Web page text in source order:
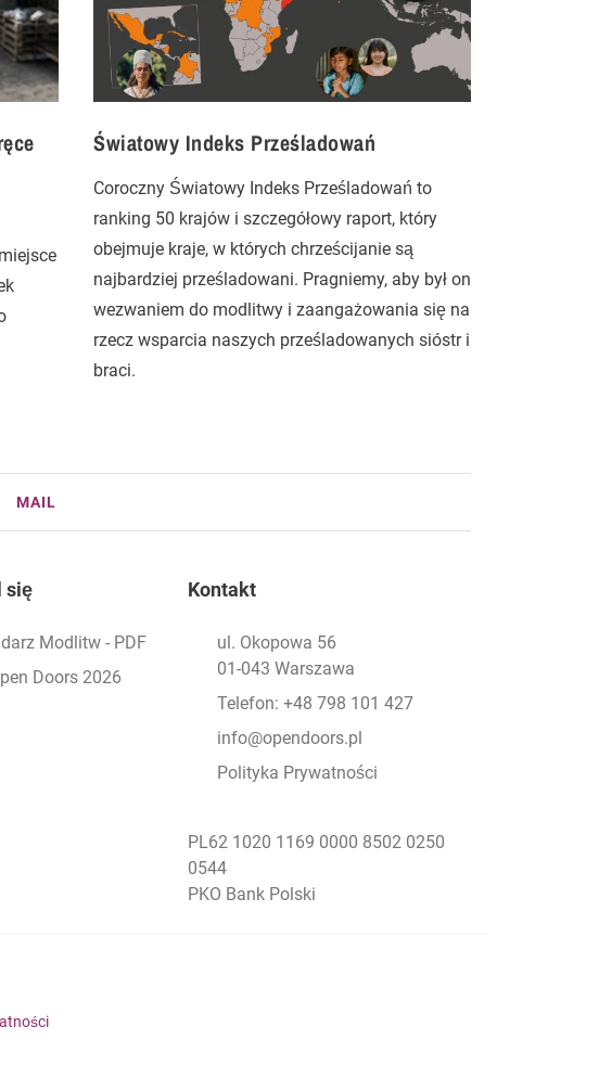
Światowy Indeks Prześladowań
Coroczny Światowy Indeks Prześladowań to
ranking 50 krajów i szczegółowy raport, który
obejmuje kraje, w których chrześcijanie są
najbardziej prześladowani. Pragniemy, aby był on
wezwaniem do modlitwy i zaangażowania się na
rzecz wsparcia naszych prześladowanych sióstr i
braci.
MAIL
Kontakt
ul. Okopowa 56
01-043 Warszawa
Telefon: +48 798 101 427
info@opendoors.pl
Polityka Prywatności
PL62 1020 1169 0000 8502 0250
0544
PKO Bank Polski
się
Modlitw - PDF
Doors 2026